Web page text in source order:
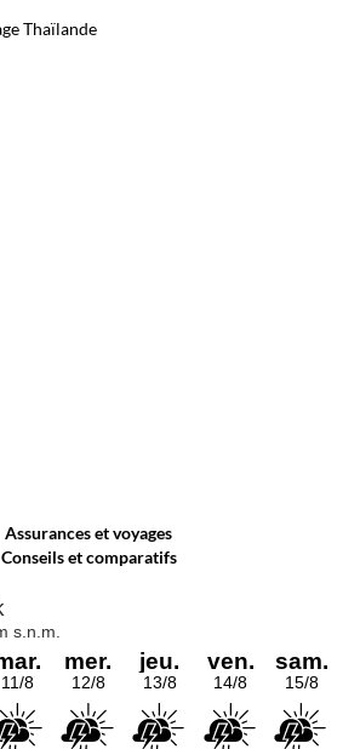
permet de découvrir une Thaïlande plus
Assurances et voyages
Conseils et comparatifs